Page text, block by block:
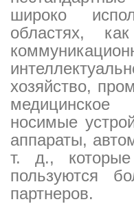
широко
областях,
хозяйство,
носимые
аппараты,
т. д.,
пользуются
партнеров.